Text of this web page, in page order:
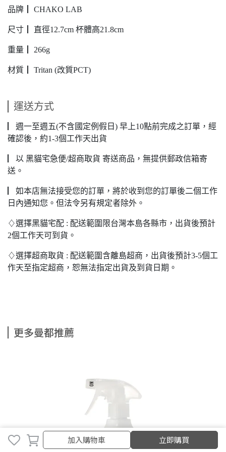
加入購物車
加入購物車 立即購買
品牌┃ CHAKO LAB
尺寸┃ 直徑12.7cm 杯體高21.8cm
重量┃ 266g
材質┃ Tritan (改質PCT)
運送方式
▏週一至週五(不含國定例假日) 早上10點前完成之訂單，經
確認後，約1-3個工作天出貨
▏以 黑貓宅急便/超商取貨 寄送商品，無提供郵政信箱寄
送。
▏如本店無法接受您的訂單，將於收到您的訂單後二個工作
日內通知您。但法令另有規定者除外。
♢選擇黑貓宅配 : 配送範圍限台灣本島各縣市，出貨後預計
2個工作天可到貨。
♢選擇超商取貨 : 配送範圍含離島超商，出貨後預計3-5個工
作天至指定超商，恕無法指定出貨及到貨日期。
更多曼都推薦